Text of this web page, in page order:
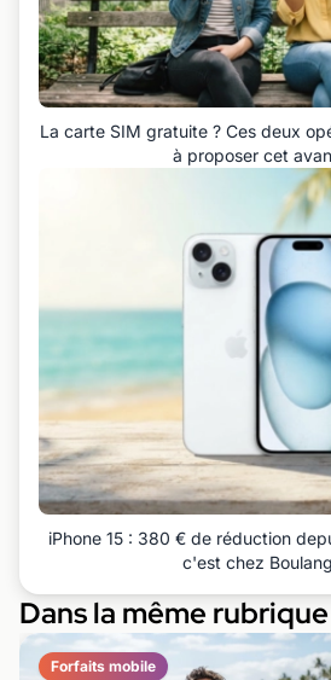
La carte SIM gratuite ? Ces deux
à proposer cet
iPhone 15 : 380 € de réduction
c'est chez
Dans la même rubrique
Forfaits mobile